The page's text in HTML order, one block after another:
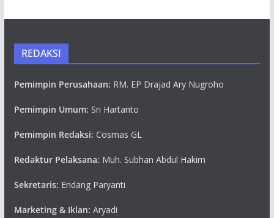
REDAKSI
Pemimpin Perusahaan: RM. EP Drajad Ary Nugroho
Pemimpin Umum: Sri Hartanto
Pemimpin Redaksi: Cosmas GL
Redaktur Pelaksana: Muh. Subhan Abdul Hakim
Sekretaris: Endang Paryanti
Marketing & Iklan: Aryadi